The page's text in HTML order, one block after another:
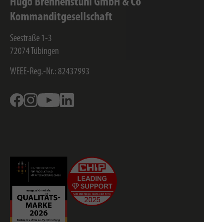
Kommanditgesellschaft
Seestraße 1-3
72074 Tübingen
WEEE-Reg.-Nr.: 82437993
FacebookInstagramYoutube